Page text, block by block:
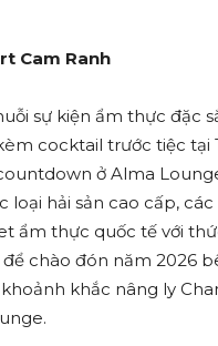
Cam Ranh
sự kiện ẩm thực đặc
cocktail trước tiệc
ở Alma
hải sản cao cấp,
ẩm thực quốc tế với
chào đón năm 2026
khắc nâng ly